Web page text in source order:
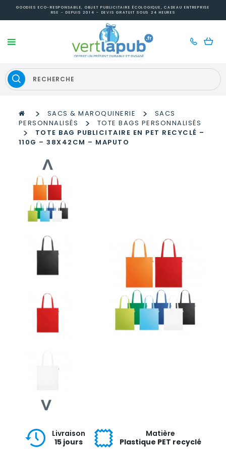
GOODIES ECO-RESPONSABLE, OBJET PUBLICITAIRE ÉCOLOGIQUE, CADEAU ENTREPRISE
RSE - DEPUIS 2014 - DEVIS GRATUIT SOUS 24 HEURES
> SACS & MAROQUINERIE >
SACS
PERSONNALISÉS
> TOTE BAGS PERSONNALISÉS
>
TOTE BAG PUBLICITAIRE EN PET RECYCLÉ –
110G – 38X42CM – MAPUTO
Livraison
15 jours
Matière
Plastique PET recyclé